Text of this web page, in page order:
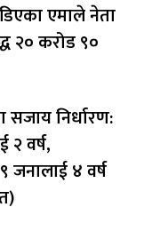
एमाले नेता
२० करोड ९०
सजाय निर्धारण:
२ वर्ष,
जनालाई ४ वर्ष